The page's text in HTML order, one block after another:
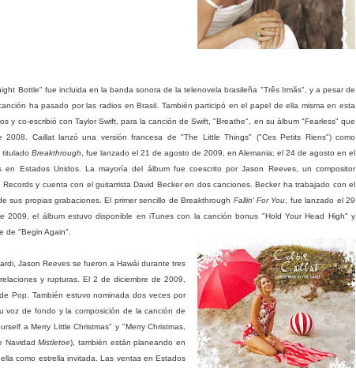
Bottle" fue incluida en la banda sonora de la telenovela brasileña "Três Irmãs", y a pesar de
ha pasado por las radios en Brasil. También participó en el papel de ella misma en esta
y co-escribió con Taylor Swift, para la canción de Swift, "Breathe", en su álbum "Fearless" que
Caillat lanzó una versión francesa de "The Little Things" ("Ces Petits Riens") como
titulado Breakthrough , fue lanzado el 21 de agosto de 2009, en Alemania; el 24 de agosto en el
Estados Unidos. La mayoría del álbum fue coescrito por Jason Reeves, un compositor
Records y cuenta con el guitarrista David Becker en dos canciones. Becker ha trabajado con el
sus propias grabaciones. El primer sencillo de Breakthrough Fallin' For You , fue lanzado el 29
el álbum estuvo disponible en iTunes con la canción bonus "Hold Your Head High" y
de "Begin Again".
Jason Reeves se fueron a Hawái durante tres
y rupturas. El 2 de diciembre de 2009,
Pop. También estuvo nominada dos veces por
voz de fondo y la composición de la canción de
a Merry Little Christmas" y "Merry Christmas,
NavidadMistletoe), también están planeando en
como estrella invitada. Las ventas en Estados